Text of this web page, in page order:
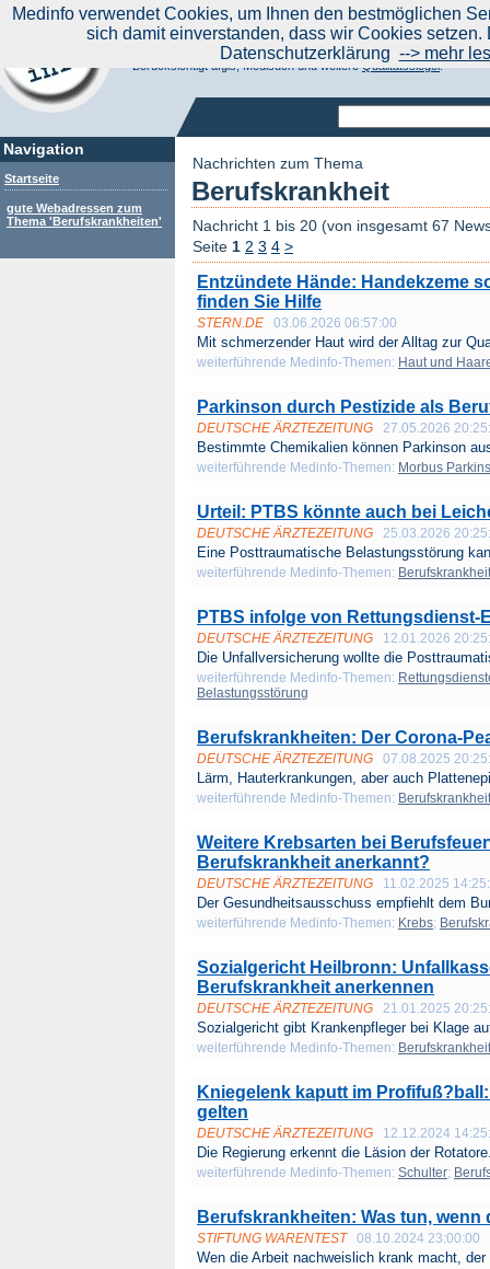
Navigation
Startseite
gute Webadressen zum
Thema 'Berufskrankheiten'
Aktuelle Nachrichten|
Suchen Sie noch oder Finden Sie schon?
Medinfo.de - Meta-Portal für Gesundheitsthemen
Berücksichtigt afgis, Medisuch und weitereQualitätssiegel.
Nachrichten zum Thema
Berufskrankheit
Nachricht 1 bis 20 (von insgesamt 67
Seite 1 2 3 4 >
Entzündete Hände: Handekzeme
finden Sie Hilfe
STERN.DE 03.06.2026 06:57:00
Mit schmerzender Haut wird der Alltag zur
weiterführende Medinfo-Themen: Haut und
Parkinson durch Pestizide als
DEUTSCHE ÄRZTEZEITUNG 27.05.2026
Bestimmte Chemikalien können Parkinson
weiterführende Medinfo-Themen: Morbus
Urteil: PTBS könnte auch bei
DEUTSCHE ÄRZTEZEITUNG 25.03.2026
Eine Posttraumatische Belastungsstörung
weiterführende Medinfo-Themen:
PTBS infolge von
DEUTSCHE ÄRZTEZEITUNG 12.01.2026
Die Unfallversicherung wollte die
weiterführende Medinfo-Themen:
Belastungsstörung
Berufskrankheiten: Der Corona-
DEUTSCHE ÄRZTEZEITUNG 07.08.2025
Lärm, Hauterkrankungen, aber auch
weiterführende Medinfo-Themen:
Weitere Krebsarten bei
Berufskrankheit anerkannt?
DEUTSCHE ÄRZTEZEITUNG 11.02.2025
Der Gesundheitsausschuss empfiehlt dem
weiterführende Medinfo-Themen: Krebs;
Sozialgericht Heilbronn:
Berufskrankheit anerkennen
DEUTSCHE ÄRZTEZEITUNG 21.01.2025
Sozialgericht gibt Krankenpfleger bei Klage
weiterführende Medinfo-Themen:
Kniegelenk kaputt im
gelten
DEUTSCHE ÄRZTEZEITUNG 12.12.2024
Die Regierung erkennt die Läsion der
weiterführende Medinfo-Themen: Schulter;
Berufskrankheiten: Was tun,
STIFTUNG WARENTEST 08.10.2024 23:00:00
Wen die Arbeit nach­weislich krank macht,
Medinfo verwendet Cookies, um Ihnen den bestmöglichen
sich damit einverstanden, dass wir Cookies
Datenschutzerklärung --> mehr